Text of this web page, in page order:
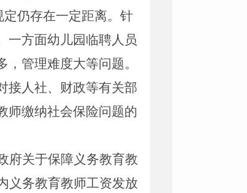
仍存在一定距离。针
一方面幼儿园临聘人员
管理难度大等问题。
接人社、财政等有关部
师缴纳社会保险问题的
府关于保障义务教育教
义务教育教师工资发放